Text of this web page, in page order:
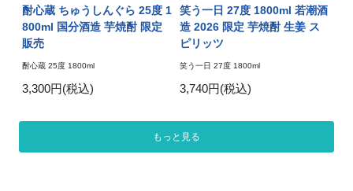
酎心蔵 ちゅうしんぐら 25度 1
800ml 国分酒造 芋焼酎 限定
販売
酎心蔵 25度 1800ml
3,300円(税込)
笑う一日 27度 1800ml 若潮酒
造 2026 限定 芋焼酎 生姜 ス
ピリッツ
笑う一日 27度 1800ml
3,740円(税込)
もっと見る